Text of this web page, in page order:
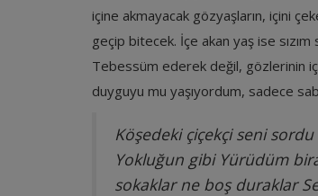
içine akmayacak gözyaşların, içini
geçip bitecek. İçe akan yaş ise sızım
Tebessüm ederek değil, gözlerinin
duyguyu mu yaşıyordum, sadece
Köşedeki çiçekçi seni
Yokluğun gibi Yürüdüm
sokaklar ne boş duraklar